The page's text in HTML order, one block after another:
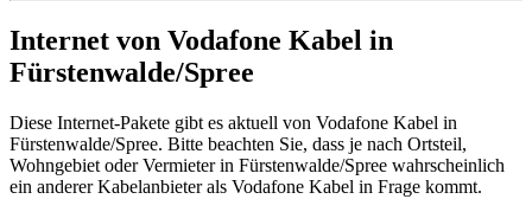
Internet von Vodafone Kabel in
Fürstenwalde/Spree
Diese Internet-Pakete gibt es aktuell von Vodafone Kabel in
Fürstenwalde/Spree. Bitte beachten Sie, dass je nach Ortsteil,
Wohngebiet oder Vermieter in Fürstenwalde/Spree wahrscheinlich
ein anderer Kabelanbieter als Vodafone Kabel in Frage kommt.